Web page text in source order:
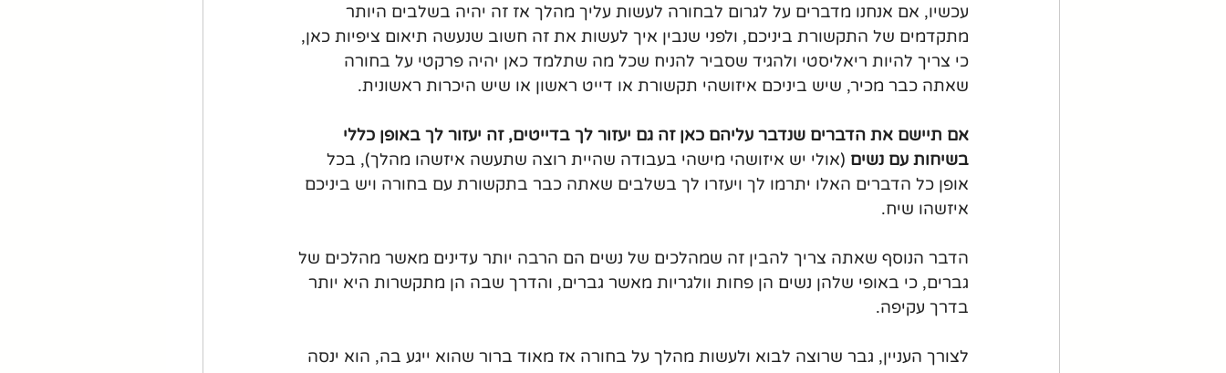
עכשיו, אם אנחנו מדברים על לגרום לבחורה לעשות עליך מהלך אז זה יהיה בשלבים היותר
מתקדמים של התקשורת ביניכם, ולפני שנבין איך לעשות את זה חשוב שנעשה תיאום ציפיות כאן,
כי צריך להיות ריאליסטי ולהגיד שסביר להניח שכל מה שתלמד כאן יהיה פרקטי על בחורה
שאתה כבר מכיר, שיש ביניכם איזושהי תקשורת או דייט ראשון או שיש היכרות ראשונית.
אם תיישם את הדברים שנדבר עליהם כאן זה גם יעזור לך בדייטים, זה יעזור לך באופן כללי
בשיחות עם נשים (אולי יש איזושהי מישהי בעבודה שהיית רוצה שתעשה איזשהו מהלך), בכל
אופן כל הדברים האלו יתרמו לך ויעזרו לך בשלבים שאתה כבר בתקשורת עם בחורה ויש ביניכם
איזשהו שיח.
הדבר הנוסף שאתה צריך להבין זה שמהלכים של נשים הם הרבה יותר עדינים מאשר מהלכים של
גברים, כי באופי שלהן נשים הן פחות וולגריות מאשר גברים, והדרך שבה הן מתקשרות היא יותר
בדרך עקיפה.
לצורך העניין, גבר שרוצה לבוא ולעשות מהלך על בחורה אז מאוד ברור שהוא ייגע בה, הוא ינסה